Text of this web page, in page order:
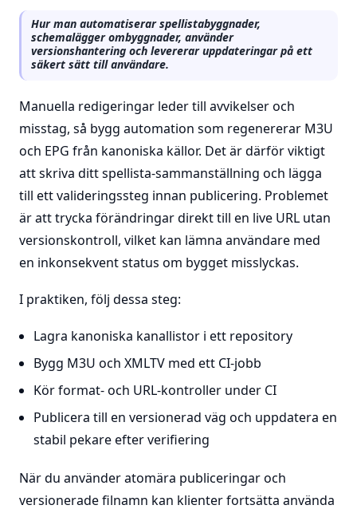
Hur man automatiserar spellistabyggnader,
schemalägger ombyggnader, använder
versionshantering och levererar uppdateringar på ett
säkert sätt till användare.
Manuella redigeringar leder till avvikelser och
misstag, så bygg automation som regenererar M3U
och EPG från kanoniska källor. Det är därför viktigt
att skriva ditt spellista-sammanställning och lägga
till ett valideringssteg innan publicering. Problemet
är att trycka förändringar direkt till en live URL utan
versionskontroll, vilket kan lämna användare med
en inkonsekvent status om bygget misslyckas.
I praktiken, följ dessa steg:
Lagra kanoniska kanallistor i ett repository
Bygg M3U och XMLTV med ett CI-jobb
Kör format- och URL-kontroller under CI
Publicera till en versionerad väg och uppdatera en
stabil pekare efter verifiering
När du använder atomära publiceringar och
versionerade filnamn kan klienter fortsätta använda